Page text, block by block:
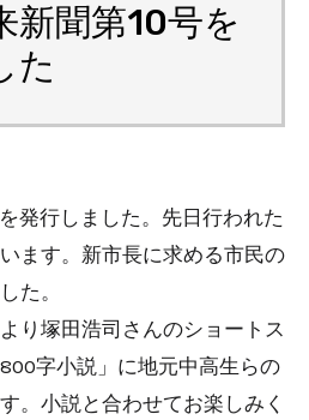
新聞第10号を
た
発行しました。先日行われた
ます。新市長に求める市民の
た。
り塚田浩司さんのショートス
字小説」に地元中高生らの
。小説と合わせてお楽しみく